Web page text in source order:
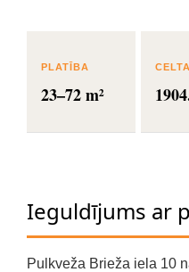
PLATĪBA
23–72 m²
CELTA
Ieguldījums ar
Pulkveža Brieža iela 10